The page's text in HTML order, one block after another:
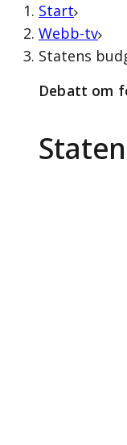
Start
Webb-tv
Statens
Debatt om